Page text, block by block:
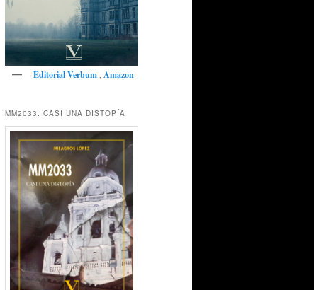
Editorial Verbum,Amazon
MM2033: CASI UNA DISTOPÍA